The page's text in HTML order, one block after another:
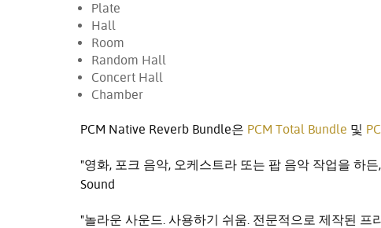
Plate
Hall
Room
Random Hall
Concert Hall
Chamber
PCM Native Reverb Bundle은 PCM Total Bundle 및
"영화, 포크 음악, 오케스트라 또는 팝 음악 작업을 하
Sound
"놀라운 사운드. 사용하기 쉬움. 전문적으로 제작된